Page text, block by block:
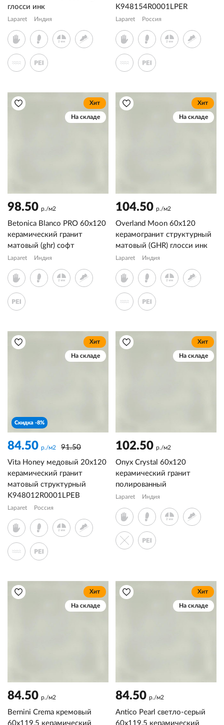
глосси инк
Laparet Индия
K948154R0001LPER
Laparet Россия
Хит
На складе
98.50 р./м2
Betonica Blanco PRO 60x120
керамический гранит
матовый (ghr) софт
Laparet Индия
Хит
На складе
104.50 р./м2
Overland Moon 60х120
керамогранит структурный
матовый (GHR) глосси инк
Laparet Индия
Хит
На складе
Скидка -8%
84.50 р./м2
91.50
Vita Honey медовый 20x120
керамический гранит
матовый структурный
K948012R0001LPEB
Laparet Россия
Хит
На складе
102.50 р./м2
Onyx Crystal 60x120
керамический гранит
полированный
Laparet Индия
Хит
На складе
84.50 р./м2
Bernini Crema кремовый
60x119,5 керамический
Хит
На складе
84.50 р./м2
Antico Pearl светло-серый
60x119,5 керамический